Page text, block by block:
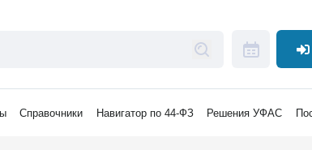
Справочники Навигатор по 44-ФЗ Решения УФАС